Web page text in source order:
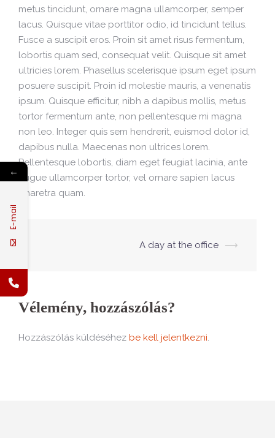
metus tincidunt, ornare magna ullamcorper, semper
lacus. Quisque vitae porttitor odio, id tincidunt tellus.
Fusce a suscipit eros. Proin sit amet risus fermentum,
lobortis quam sed, consequat velit. Quisque sit amet
ultricies lorem. Phasellus scelerisque ipsum eget ipsum
posuere suscipit. Proin id molestie mauris, a venenatis
ipsum. Quisque efficitur, nibh a dapibus mollis, metus
tortor fermentum ante, non pellentesque mi magna
non leo. Integer quis sem hendrerit, euismod dolor id,
dapibus nulla. Maecenas non ultrices lorem.
Pellentesque lobortis, diam eget feugiat lacinia, ante
augue ullamcorper tortor, vel ornare sapien lacus
pharetra quam.
A day at the office ⟶
Vélemény, hozzászólás?
Hozzászólás küldéséhez be kell jelentkezni.
←
E-mail